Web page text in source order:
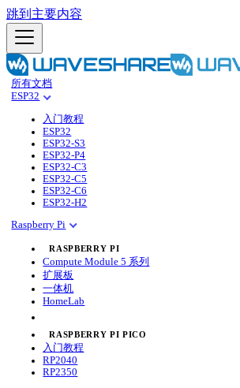
跳到主要内容
所有文档
ESP32
入门教程
ESP32
ESP32-S3
ESP32-P4
ESP32-C3
ESP32-C5
ESP32-C6
ESP32-H2
Raspberry Pi
RASPBERRY PI
Compute Module 5 系列
扩展板
一体机
HomeLab
RASPBERRY PI PICO
入门教程
RP2040
RP2350